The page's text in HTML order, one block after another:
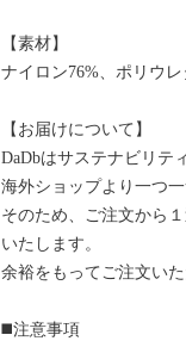
【素材】
ナイロン76%、ポリウレ
【お届けについて】
DaDbはサステナビリテ
海外ショップより一つ
そのため、ご注文から
いたします。
余裕をもってご注文い
◼️注意事項